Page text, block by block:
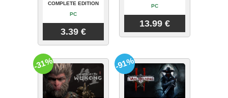
COMPLETE EDITION
PC
3.39 €
PC
13.99 €
-31% -91%